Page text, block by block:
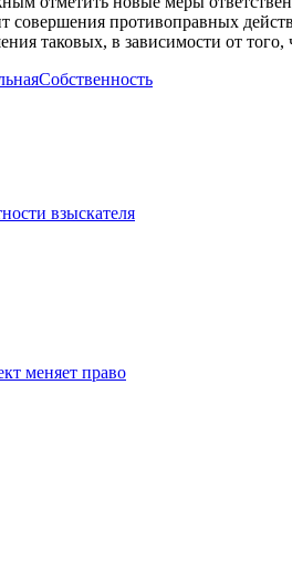
совершения противоправных
таковых, в зависимости от
взыскателя
меняет право